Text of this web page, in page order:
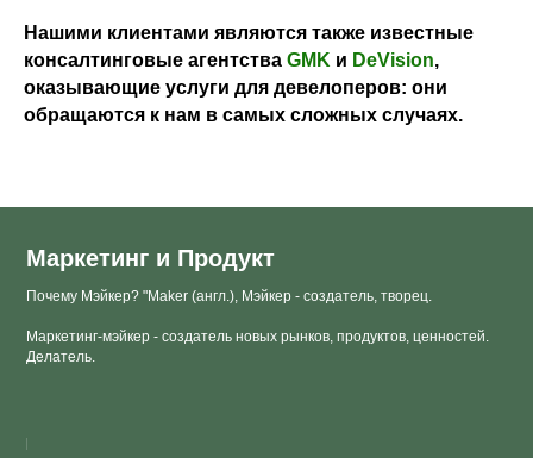
Нашими клиентами являются также известные
консалтинговые агентства GMK и DeVision,
оказывающие услуги для девелоперов: они
обращаются к нам в самых сложных случаях.
Маркетинг и Продукт
Почему Мэйкер? "Maker (англ.), Мэйкер - создатель, творец.
Маркетинг-мэйкер - создатель новых рынков, продуктов, ценностей.
Делатель.